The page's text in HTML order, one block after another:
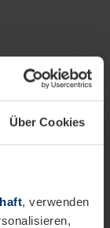
Über Cookies
, verwenden